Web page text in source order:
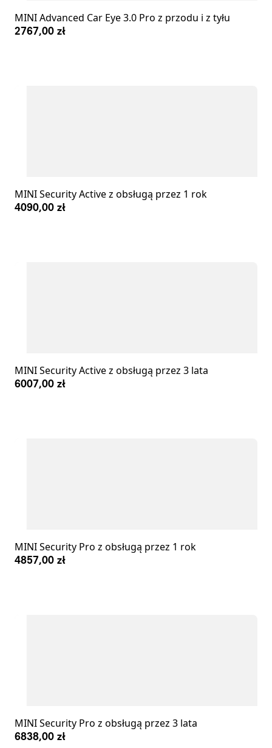
MINI Advanced Car Eye 3.0 Pro z przodu i z tyłu
2767,00 zł
MINI Security Active z obsługą przez 1 rok
4090,00 zł
MINI Security Active z obsługą przez 3 lata
6007,00 zł
MINI Security Pro z obsługą przez 1 rok
4857,00 zł
MINI Security Pro z obsługą przez 3 lata
6838,00 zł